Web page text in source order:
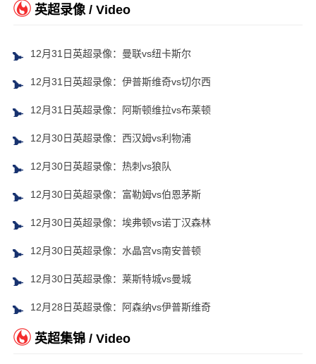
英超录像 / Video
12月31日英超录像：曼联vs纽卡斯尔
12月31日英超录像：伊普斯维奇vs切尔西
12月31日英超录像：阿斯顿维拉vs布莱顿
12月30日英超录像：西汉姆vs利物浦
12月30日英超录像：热刺vs狼队
12月30日英超录像：富勒姆vs伯恩茅斯
12月30日英超录像：埃弗顿vs诺丁汉森林
12月30日英超录像：水晶宫vs南安普顿
12月30日英超录像：莱斯特城vs曼城
12月28日英超录像：阿森纳vs伊普斯维奇
英超集锦 / Video